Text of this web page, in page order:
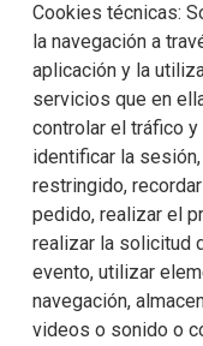
Cookies técnicas:
la navegación a
aplicación y la
servicios que en
controlar el tráfico
identificar la
restringido,
pedido, realizar el
realizar la solicitud
evento, utilizar
navegación,
videos o sonido o